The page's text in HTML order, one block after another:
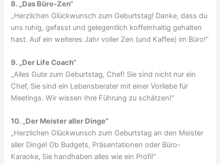
8. „Das Büro-Zen“
„Herzlichen Glückwunsch zum Geburtstag! Danke, dass du
uns ruhig, gefasst und gelegentlich koffeinhaltig gehalten
hast. Auf ein weiteres Jahr voller Zen (und Kaffee) im Büro!“
9. „Der Life Coach“
„Alles Gute zum Geburtstag, Chef! Sie sind nicht nur ein
Chef, Sie sind ein Lebensberater mit einer Vorliebe für
Meetings. Wir wissen Ihre Führung zu schätzen!“
10. „Der Meister aller Dinge“
„Herzlichen Glückwunsch zum Geburtstag an den Meister
aller Dinge! Ob Budgets, Präsentationen oder Büro-
Karaoke, Sie handhaben alles wie ein Profi!“